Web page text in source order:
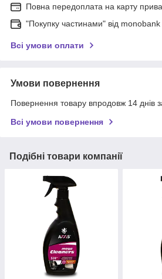
Повна передоплата на карту
"Покупку частинами" від monobank
Всі умови оплати
Умови повернення
Повернення товару впродовж 14 днів
Всі умови повернення
Подібні товари компанії